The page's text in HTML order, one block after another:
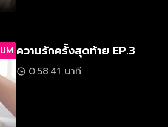
ความรักครั้งสุดท้าย EP.3
0:58:41 นาที